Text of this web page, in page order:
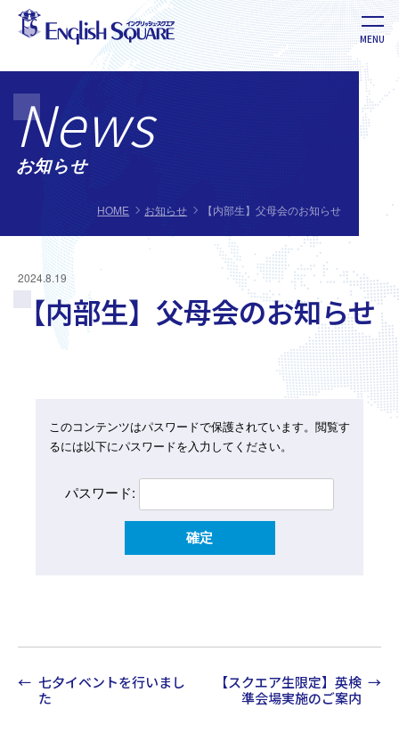
英語教室 イングリッシュ・スクエア
MENU
News
お知らせ
HOME お知らせ 【内部生】父母会のお知らせ
2024.8.19
【内部生】父母会のお知らせ
このコンテンツはパスワードで保護されています。閲覧す
るには以下にパスワードを入力してください。
パスワード:
七夕イベントを行いまし
た
【スクエア生限定】英検
準会場実施のご案内